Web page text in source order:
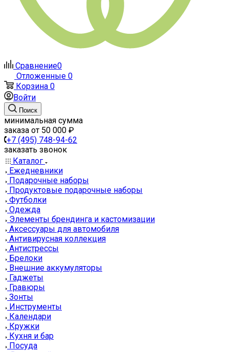
Сравнение0
Отложенные 0
Корзина 0
Войти
Поиск
минимальная сумма
заказа от 50 000 ₽
+7 (495) 748-94-62
заказать звонок
Каталог
Ежедневники
Подарочные наборы
Продуктовые подарочные наборы
Футболки
Одежда
Элементы брендинга и кастомизации
Аксессуары для автомобиля
Антивирусная коллекция
Антистрессы
Брелоки
Внешние аккумуляторы
Гаджеты
Гравюры
Зонты
Инструменты
Календари
Кружки
Кухня и бар
Посуда